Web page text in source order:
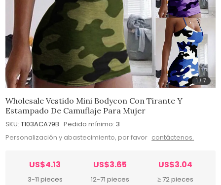
1/7
Wholesale Vestido Mini Bodycon Con Tirante Y
Estampado De Camuflaje Para Mujer
SKU: T103ACA79B Pedido mínimo: 3
Personalización y abastecimiento, por favor contáctenos.
US$4.13
3-11 pieces
US$3.65
12-71 pieces
US$3.04
≥ 72 pieces